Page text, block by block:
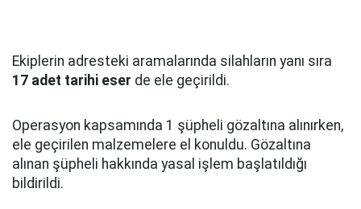
Ekiplerin adresteki aramalarında silahların yanı sıra
17 adet tarihi eser de ele geçirildi.
Operasyon kapsamında 1 şüpheli gözaltına alınırken,
ele geçirilen malzemelere el konuldu. Gözaltına
alınan şüpheli hakkında yasal işlem başlatıldığı
bildirildi.